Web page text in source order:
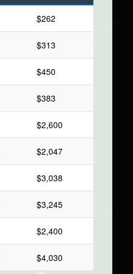
$262
$313
$450
$383
$2,600
$2,047
$3,038
$3,245
$2,400
$4,030